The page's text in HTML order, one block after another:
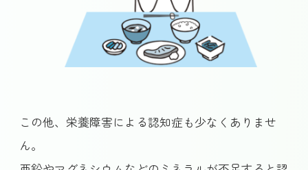
この他、栄養障害による認知症も少なくありませ
ん。